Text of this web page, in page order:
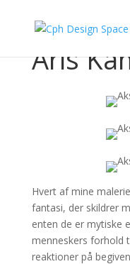
Aris
Hvert af mine
fantasi, der skildrer
enten de er mytiske
menneskers forhold
reaktioner på